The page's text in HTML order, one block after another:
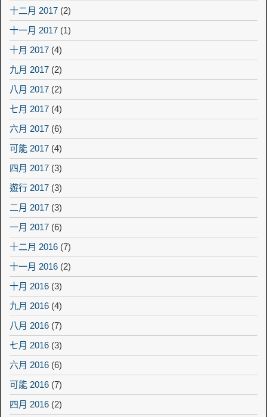
十二月 2017 (2)
十一月 2017 (1)
十月 2017 (4)
九月 2017 (2)
八月 2017 (2)
七月 2017 (4)
六月 2017 (6)
可能 2017 (4)
四月 2017 (3)
遊行 2017 (3)
二月 2017 (3)
一月 2017 (6)
十二月 2016 (7)
十一月 2016 (2)
十月 2016 (3)
九月 2016 (4)
八月 2016 (7)
七月 2016 (3)
六月 2016 (6)
可能 2016 (7)
四月 2016 (2)